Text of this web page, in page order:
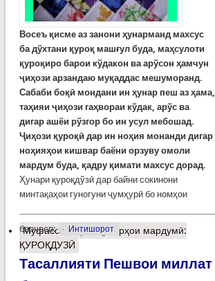
Восеъ қисме аз занони ҳунарманд махсус
ба дўхтани қуроқ машғул буда, маҳсулоти
қуроқиро барои кўдакон ва арўсон ҳамчун
ҷиҳози арзандаю муқаддас мешуморанд.
Сабаби боқӣ мондани ин ҳунар пеш аз ҳама,
таҳияи ҷиҳози гаҳвораи кўдак, арўс ва
дигар ашёи рўзгор бо ин усул мебошад.
Ҷиҳози қуроқӣ дар ин ноҳия монанди дигар
ноҳияҳои кишвар баёни орзуву омоли
мардум буда, қадру қимати махсус дорад.
Ҳунари қуроқдўзӣ дар байни сокинони
минтақаҳои гуногуни ҷумҳурӣ бо номҳои
барчасп: Интишорот
Муфассалтаро Ҳунарҳои мардумӣ:
ҚУРОҚДУЗӢ
Тасаллияти Пешвои миллат